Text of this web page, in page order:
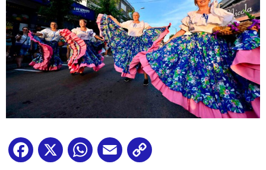
Facebook
X WhatsApp
Email